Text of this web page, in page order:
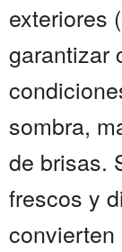
exteriores
garantizar
sombra,
de brisas.
frescos y